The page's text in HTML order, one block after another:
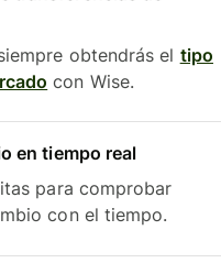
obtendrás el tipo
con Wise.
en tiempo real
para comprobar
con el tiempo.